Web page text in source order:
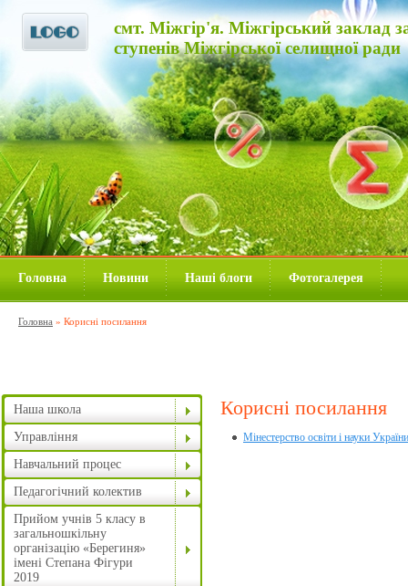
смт. Міжгір'я. Міжгірський заклад
ступенів Міжгірської селищної ради
Головна Новини Наші блоги Фотогалерея
Головна » Корисні посилання
Наша школа
Управління
Навчальний процес
Педагогічний колектив
Прийом учнів 5 класу в
загальношкільну
організацію «Берегиня»
імені Степана Фігури
2019
Корисні посилання
Мінестерство освіти і науки України